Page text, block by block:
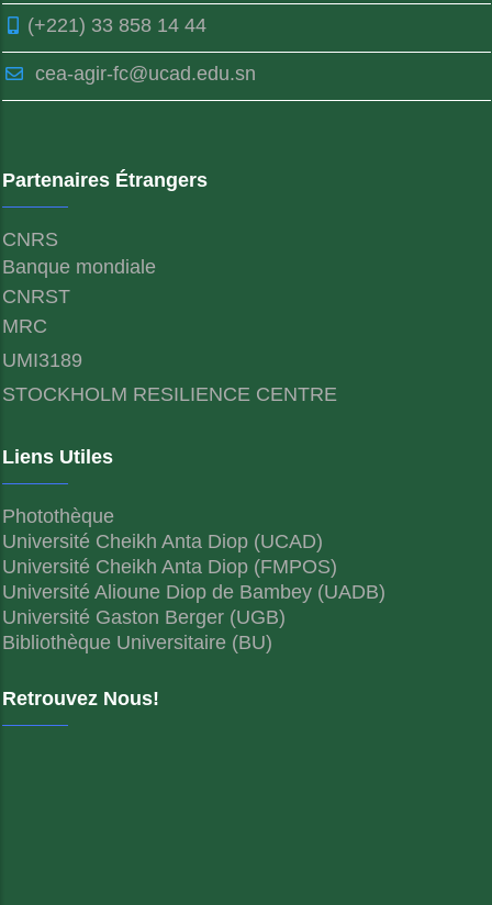
(+221) 33 858 14 44
cea-agir-fc@ucad.edu.sn
Partenaires Étrangers
CNRS
Banque mondiale
CNRST
MRC
UMI3189
STOCKHOLM RESILIENCE CENTRE
Liens Utiles
Photothèque
Université Cheikh Anta Diop (UCAD)
Université Cheikh Anta Diop (FMPOS)
Université Alioune Diop de Bambey (UADB)
Université Gaston Berger (UGB)
Bibliothèque Universitaire (BU)
Retrouvez Nous!